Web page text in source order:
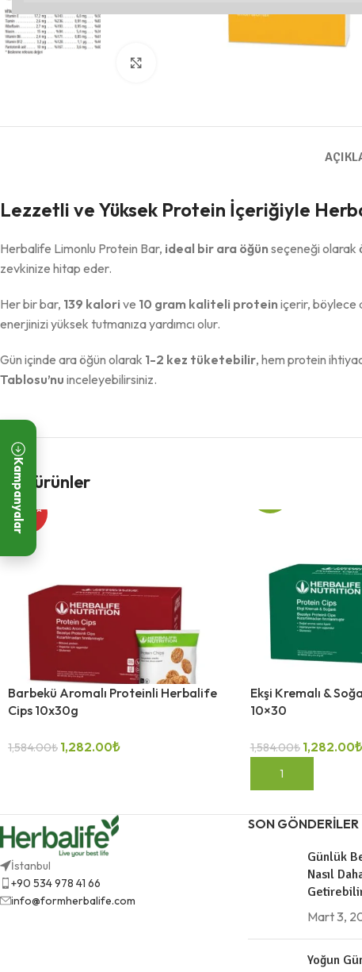
Lezzetli ve Yüksek Protein İçeriğiyle
Herbalife Limonlu Protein Bar, ideal bir ara öğün seçeneği olarak
zevkinize hitap eder.
Her bir bar, 139 kalori ve 10 gram kaliteli protein içerir, böylece
enerjinizi yüksek tutmanıza yardımcı olur.
Gün içinde ara öğün olarak 1-2 kez tüketebilir, hem protein
Tablosu’nu inceleyebilirsiniz.
İlgili ürünler
-19%
STOKTA
YOK
Barbekü Aromalı Proteinli Herbalife
Cips 10x30g
1,584.00₺ 1,282.00₺
Ekşi Kremalı &
10×30
1,584.00₺ 1,282.00₺
SEPETE EKLE
İstanbul
+90 534 978 41 66
info@formherbalife.com
SON GÖNDERILER
Günlük
Nasıl
Mart 3,
Yoğun
Kampanyalar